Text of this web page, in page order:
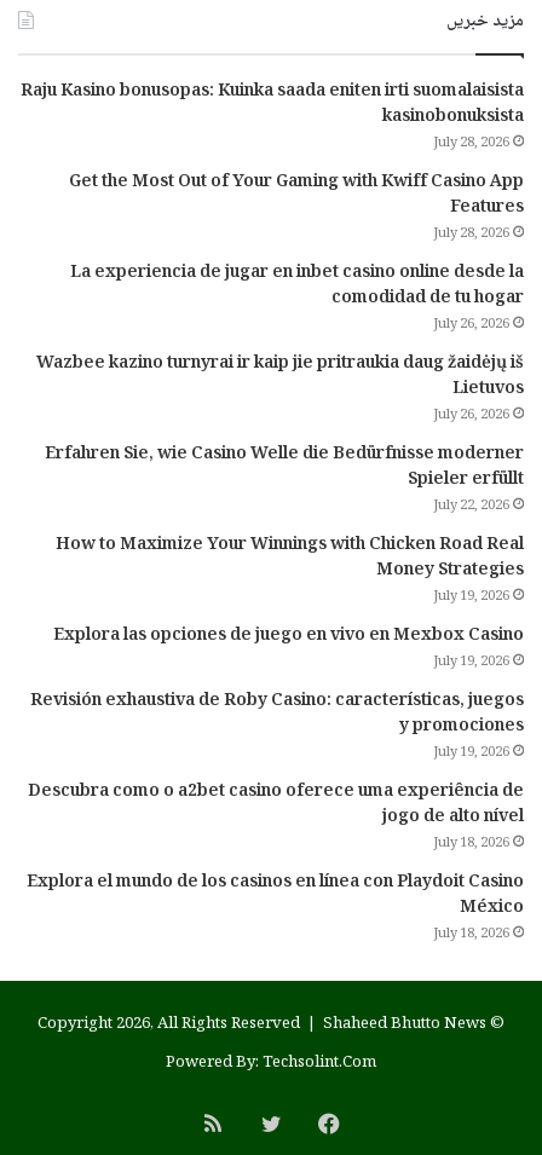
مزید خبریں
Raju Kasino bonusopas: Kuinka saada eniten irti suomalaisista
kasinobonuksista
July 28, 2026
Get the Most Out of Your Gaming with Kwiff Casino App
Features
July 28, 2026
La experiencia de jugar en inbet casino online desde la
comodidad de tu hogar
July 26, 2026
Wazbee kazino turnyrai ir kaip jie pritraukia daug žaidėjų iš
Lietuvos
July 26, 2026
Erfahren Sie, wie Casino Welle die Bedürfnisse moderner
Spieler erfüllt
July 22, 2026
How to Maximize Your Winnings with Chicken Road Real
Money Strategies
July 19, 2026
Explora las opciones de juego en vivo en Mexbox Casino
July 19, 2026
Revisión exhaustiva de Roby Casino: características, juegos
y promociones
July 19, 2026
Descubra como o a2bet casino oferece uma experiência de
jogo de alto nível
July 18, 2026
Explora el mundo de los casinos en línea con Playdoit Casino
México
July 18, 2026
© Copyright 2026, All Rights Reserved |
Shaheed Bhutto News
Powered By:Techsolint.Com
Facebook
Twitter